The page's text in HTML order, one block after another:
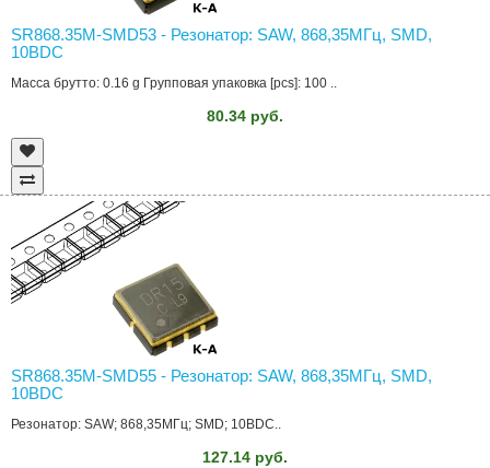
SR868.35M-SMD53 - Резонатор: SAW, 868,35МГц, SMD,
10ВDC
Масса брутто: 0.16 g Групповая упаковка [pcs]: 100 ..
80.34 руб.
SR868.35M-SMD55 - Резонатор: SAW, 868,35МГц, SMD,
10ВDC
Резонатор: SAW; 868,35МГц; SMD; 10ВDC..
127.14 руб.